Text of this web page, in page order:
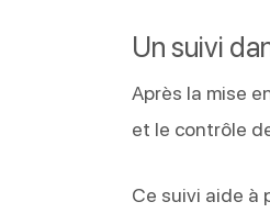
Un suivi
Après la mise
et le contrôle
Ce suivi aide à